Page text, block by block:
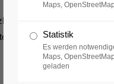
zum Tag der offenen
Maps,
Statistik
Es werden
Maps,
geladen